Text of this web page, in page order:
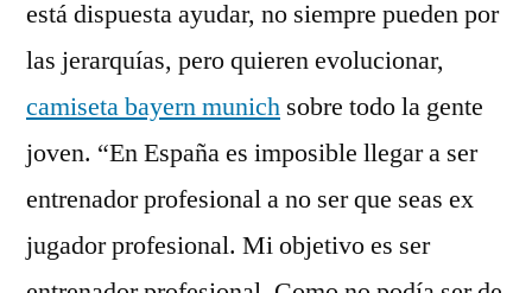
está dispuesta ayudar, no siempre pueden por
las jerarquías, pero quieren evolucionar,
camiseta bayern munich sobre todo la gente
joven. “En España es imposible llegar a ser
entrenador profesional a no ser que seas ex
jugador profesional. Mi objetivo es ser